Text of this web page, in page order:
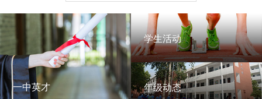
一中英才
学生活动
学生活动
年级动态